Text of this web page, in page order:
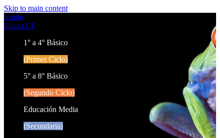
Skip to main content
Icarito
Educa LT
1° a 4° Básico
(Primer Ciclo)
5° a 8° Básico
(Segundo Ciclo)
Educación Media
(Secundaria)